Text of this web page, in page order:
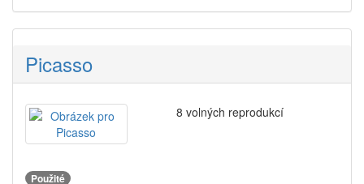
Picasso
8 volných reprodukcí
Použité